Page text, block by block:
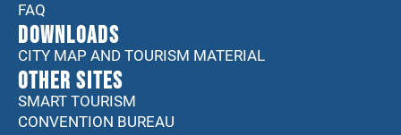
FAQ
DOWNLOADS
CITY MAP AND TOURISM MATERIAL
Other sites
SMART TOURISM
CONVENTION BUREAU